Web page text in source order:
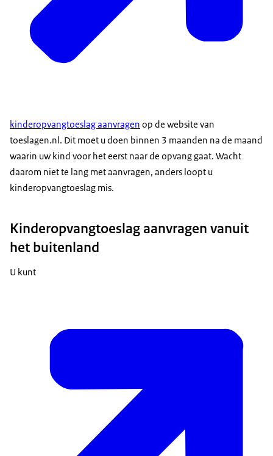
kinderopvangtoeslag aanvragen op de website van
toeslagen.nl. Dit moet u doen binnen 3 maanden na de maand
waarin uw kind voor het eerst naar de opvang gaat. Wacht
daarom niet te lang met aanvragen, anders loopt u
kinderopvangtoeslag mis.
Kinderopvangtoeslag aanvragen vanuit
het buitenland
U kunt